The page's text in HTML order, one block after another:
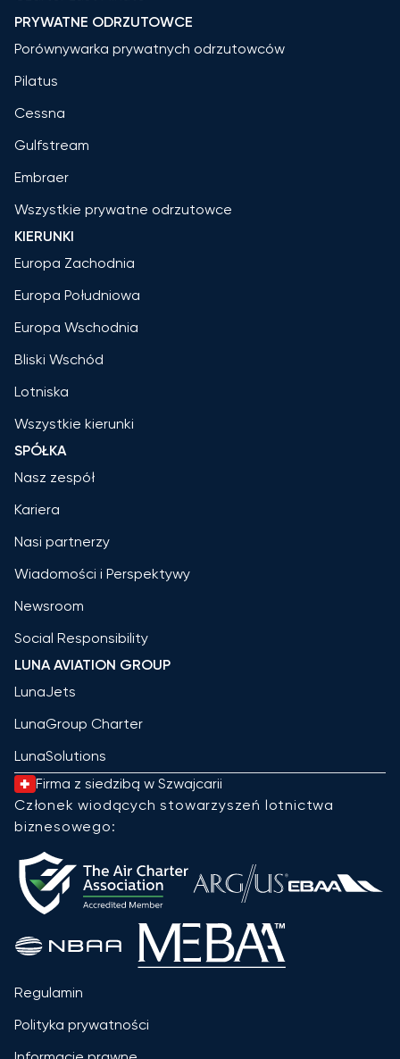
PRYWATNE ODRZUTOWCE
Porównywarka prywatnych odrzutowców
Pilatus
Cessna
Gulfstream
Embraer
Wszystkie prywatne odrzutowce
KIERUNKI
Europa Zachodnia
Europa Południowa
Europa Wschodnia
Bliski Wschód
Lotniska
Wszystkie kierunki
SPÓŁKA
Nasz zespół
Kariera
Nasi partnerzy
Wiadomości i Perspektywy
Newsroom
Social Responsibility
LUNA AVIATION GROUP
LunaJets
LunaGroup Charter
LunaSolutions
Firma z siedzibą w Szwajcarii
Członek wiodących stowarzyszeń lotnictwa
biznesowego:
Regulamin
Polityka prywatności